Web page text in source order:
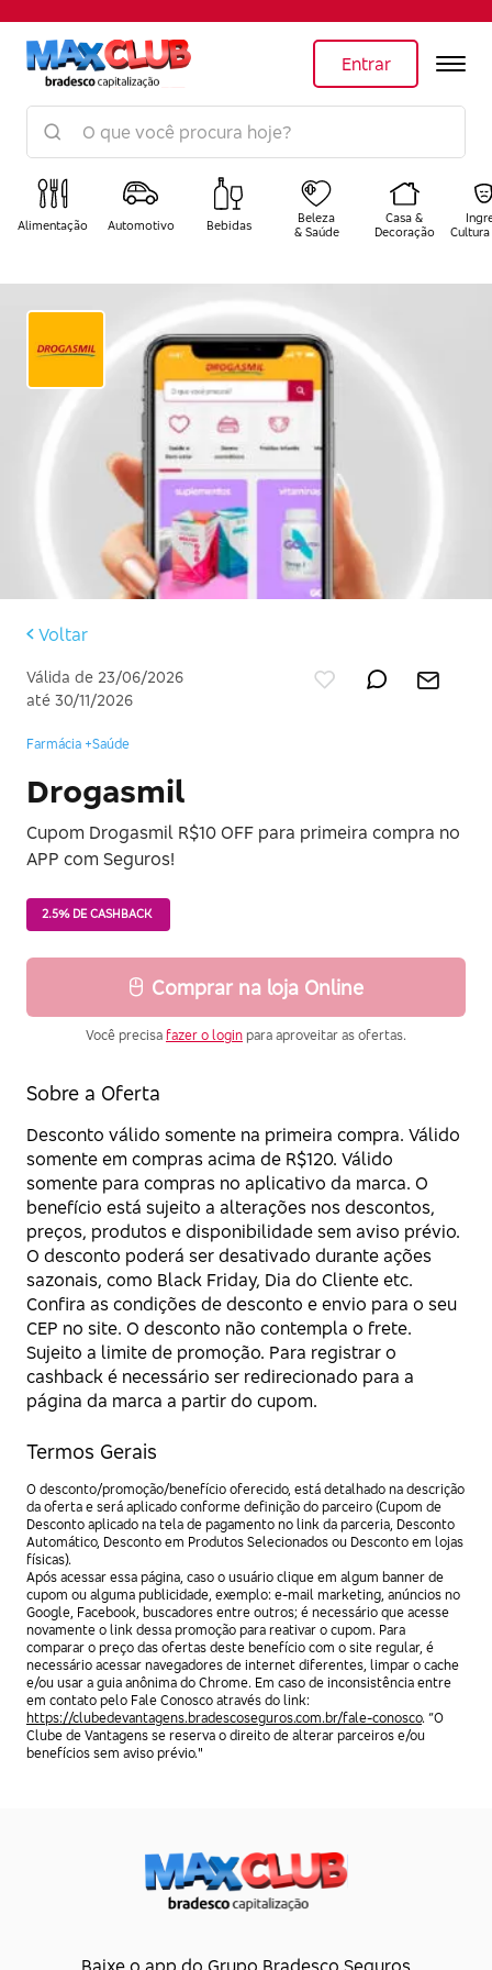
Entrar
Alimentação Automotivo Bebidas
Beleza
& Saúde
Casa &
Decoração
Voltar
Válida de 23/06/2026
até 30/11/2026
Farmácia +Saúde
Drogasmil
Cupom Drogasmil R$10 OFF para primeira compra no
APP com Seguros!
2.5% DE CASHBACK
Comprar na loja Online
Você precisa fazer o login para aproveitar as ofertas.
Sobre a Oferta
Desconto válido somente na primeira compra. Válido
somente em compras acima de R$120. Válido
somente para compras no aplicativo da marca. O
benefício está sujeito a alterações nos descontos,
preços, produtos e disponibilidade sem aviso prévio.
O desconto poderá ser desativado durante ações
sazonais, como Black Friday, Dia do Cliente etc.
Confira as condições de desconto e envio para o seu
CEP no site. O desconto não contempla o frete.
Sujeito a limite de promoção. Para registrar o
cashback é necessário ser redirecionado para a
página da marca a partir do cupom.
Termos Gerais
O desconto/promoção/benefício oferecido, está detalhado na descrição
da oferta e será aplicado conforme definição do parceiro (Cupom de
Desconto aplicado na tela de pagamento no link da parceria, Desconto
Automático, Desconto em Produtos Selecionados ou Desconto em lojas
físicas).
Após acessar essa página, caso o usuário clique em algum banner de
cupom ou alguma publicidade, exemplo: e-mail marketing, anúncios no
Google, Facebook, buscadores entre outros; é necessário que acesse
novamente o link dessa promoção para reativar o cupom. Para
comparar o preço das ofertas deste benefício com o site regular, é
necessário acessar navegadores de internet diferentes, limpar o cache
e/ou usar a guia anônima do Chrome. Em caso de inconsistência entre
em contato pelo Fale Conosco através do link:
https://clubedevantagens.bradescoseguros.com.br/fale-conosco. “O
Clube de Vantagens se reserva o direito de alterar parceiros e/ou
benefícios sem aviso prévio."
Baixe o app do Grupo Bradesco Seguros